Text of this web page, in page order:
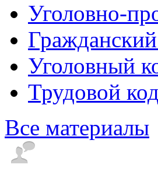
Уголовно-
Уголовный
Трудовой
Все материалы